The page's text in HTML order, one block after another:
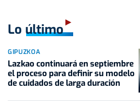
Lo último
GIPUZKOA
Lazkao continuará en septiembre
el proceso para definir su modelo
de cuidados de larga duración